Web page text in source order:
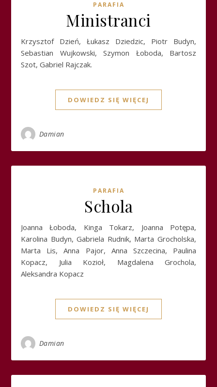
PARAFIA
Ministranci
Krzysztof Dzień, Łukasz Dziedzic, Piotr Budyn,
Sebastian Wujkowski, Szymon Łoboda, Bartosz
Szot, Gabriel Rajczak.
DOWIEDZ SIĘ WIĘCEJ
Damian
PARAFIA
Schola
Joanna Łoboda, Kinga Tokarz, Joanna Potępa,
Karolina Budyn, Gabriela Rudnik, Marta Grocholska,
Marta Lis, Anna Pajor, Anna Szczecina, Paulina
Kopacz, Julia Kozioł, Magdalena Grochola,
Aleksandra Kopacz
DOWIEDZ SIĘ WIĘCEJ
Damian